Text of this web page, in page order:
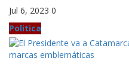
Jul 6, 2023 0
Politica